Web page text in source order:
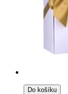
Do košíku